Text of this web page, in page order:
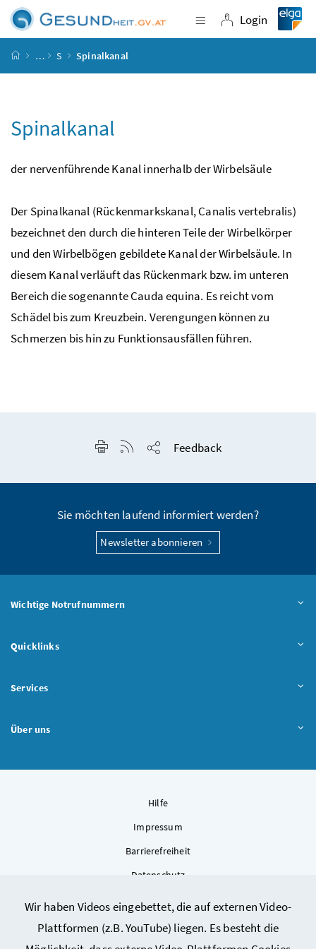
Zum Inhalt
Zum Hauptmenü
Zum Untermenü
Zur Suche
Wir haben Videos eingebettet, die auf externen Video-
Plattformen (z.B. YouTube) liegen. Es besteht die
Navigation
Login
Login
Startseite
… S Spinalkanal
Spinalkanal
der nervenführende Kanal innerhalb der Wirbelsäule
Der Spinalkanal (Rückenmarkskanal, Canalis vertebralis)
bezeichnet den durch die hinteren Teile der Wirbelkörper
und den Wirbelbögen gebildete Kanal der Wirbelsäule. In
diesem Kanal verläuft das Rückenmark bzw. im unteren
Bereich die sogenannte Cauda equina. Es reicht vom
Schädel bis zum Kreuzbein. Verengungen können zu
Schmerzen bis hin zu Funktionsausfällen führen.
Seite drucken
RSS-Feed anzeigen
Feedback
Sie möchten laufend informiert werden?
Newsletter abonnieren
Wichtige Notrufnummern
Quicklinks
Services
Über uns
Hilfe
Impressum
Barrierefreiheit
Datenschutz
Sitemap